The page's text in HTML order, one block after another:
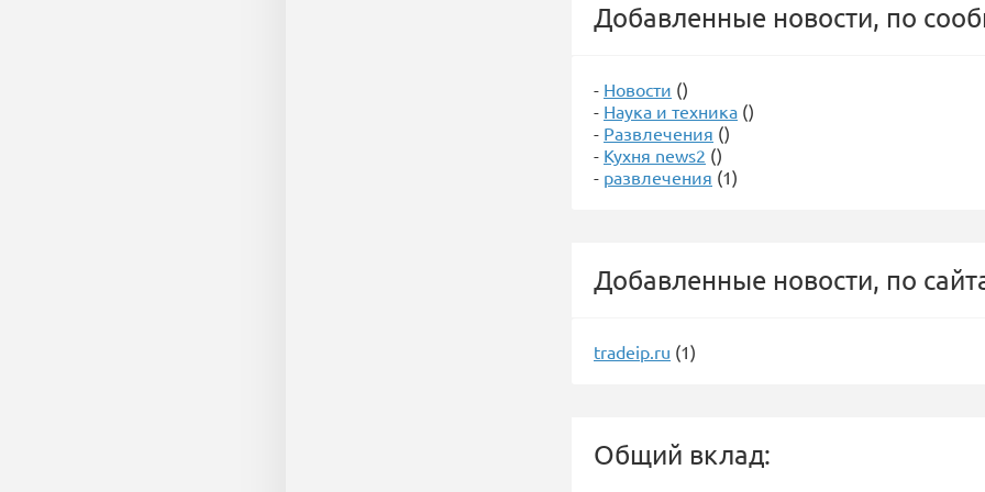
Добавленные новости, по
- Новости ()
- Наука и техника ()
- Развлечения ()
- Кухня news2 ()
- развлечения (1)
Добавленные новости, по
tradeip.ru (1)
Общий вклад: